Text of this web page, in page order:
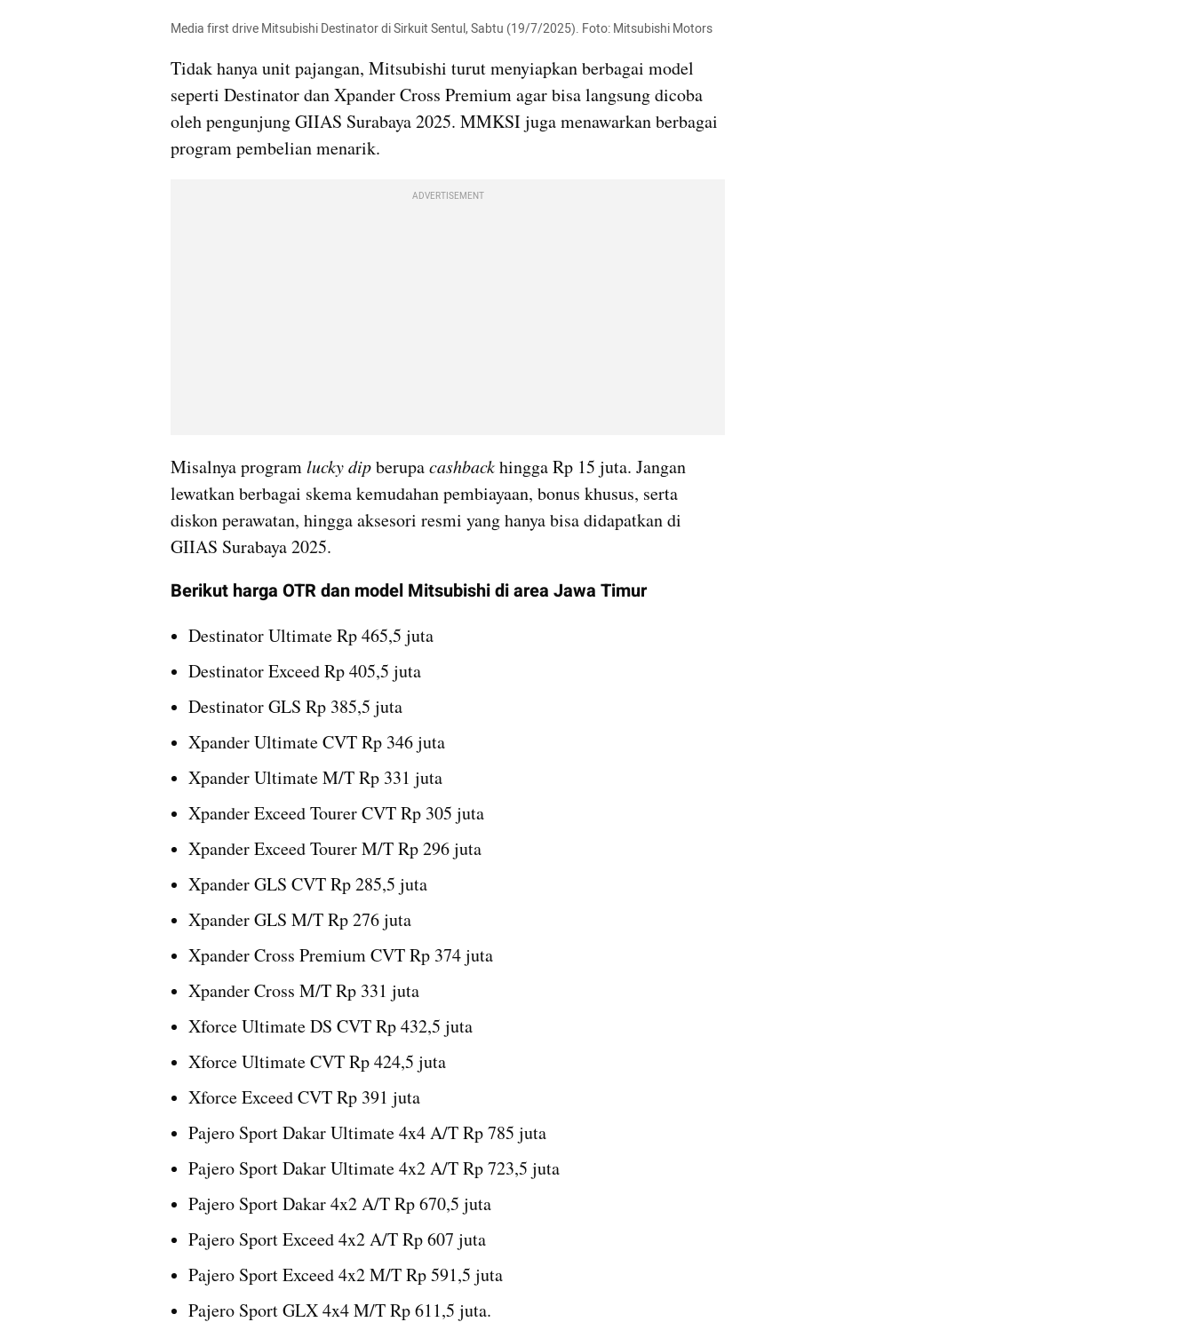
Media first drive Mitsubishi Destinator di Sirkuit Sentul, Sabtu (19/7/2025). Foto: Mitsubishi Motors
Tidak hanya unit pajangan, Mitsubishi turut menyiapkan berbagai model
seperti Destinator dan Xpander Cross Premium agar bisa langsung dicoba
oleh pengunjung GIIAS Surabaya 2025. MMKSI juga menawarkan berbagai
program pembelian menarik.
ADVERTISEMENT
Misalnya program lucky dip berupa cashback hingga Rp 15 juta. Jangan
lewatkan berbagai skema kemudahan pembiayaan, bonus khusus, serta
diskon perawatan, hingga aksesori resmi yang hanya bisa didapatkan di
GIIAS Surabaya 2025.
Berikut harga OTR dan model Mitsubishi di area Jawa Timur
Destinator Ultimate Rp 465,5 juta
Destinator Exceed Rp 405,5 juta
Destinator GLS Rp 385,5 juta
Xpander Ultimate CVT Rp 346 juta
Xpander Ultimate M/T Rp 331 juta
Xpander Exceed Tourer CVT Rp 305 juta
Xpander Exceed Tourer M/T Rp 296 juta
Xpander GLS CVT Rp 285,5 juta
Xpander GLS M/T Rp 276 juta
Xpander Cross Premium CVT Rp 374 juta
Xpander Cross M/T Rp 331 juta
Xforce Ultimate DS CVT Rp 432,5 juta
Xforce Ultimate CVT Rp 424,5 juta
Xforce Exceed CVT Rp 391 juta
Pajero Sport Dakar Ultimate 4x4 A/T Rp 785 juta
Pajero Sport Dakar Ultimate 4x2 A/T Rp 723,5 juta
Pajero Sport Dakar 4x2 A/T Rp 670,5 juta
Pajero Sport Exceed 4x2 A/T Rp 607 juta
Pajero Sport Exceed 4x2 M/T Rp 591,5 juta
Pajero Sport GLX 4x4 M/T Rp 611,5 juta.